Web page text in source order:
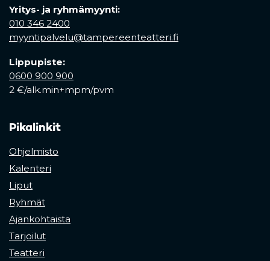
Yritys- ja ryhmämyynti:
010 346 2400
myyntipalvelu@tampereenteatteri.fi
Lippupiste:
0600 900 900
2 €/alk.min+mpm/pvm
Pikalinkit
Ohjelmisto
Kalenteri
Liput
Ryhmät
Ajankohtaista
Tarjoilut
Teatteri